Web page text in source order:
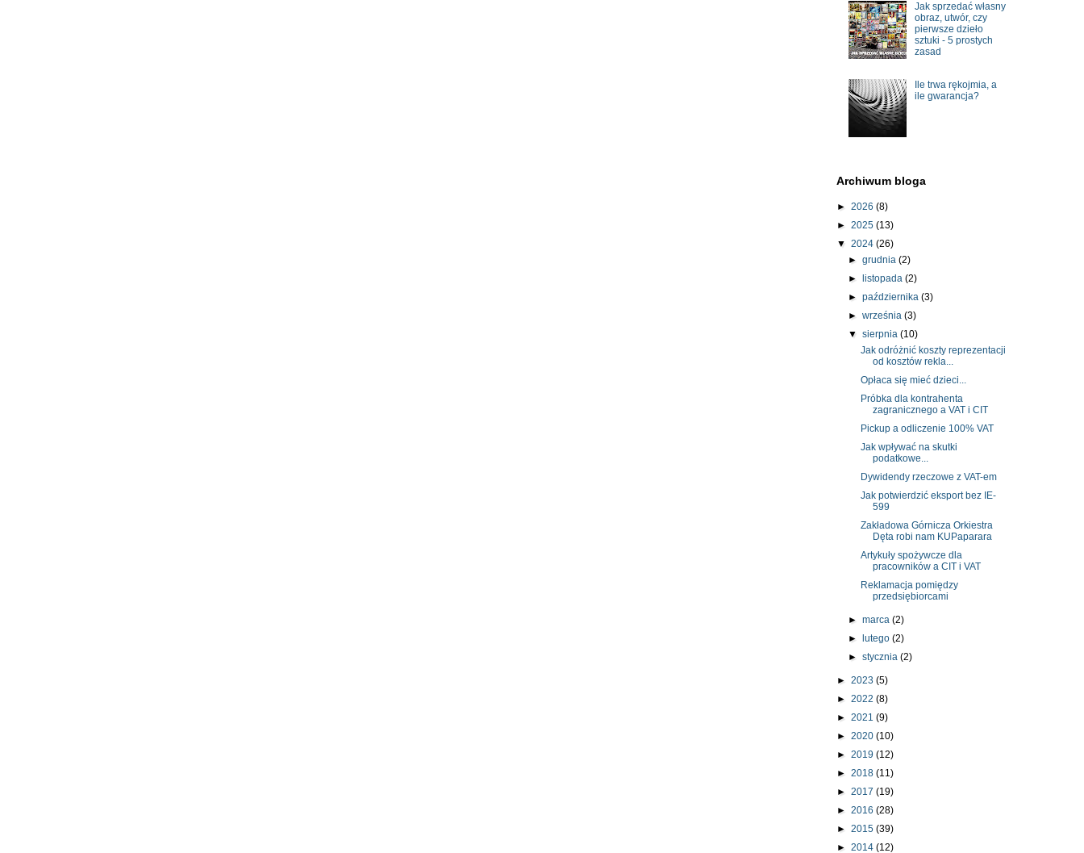
Jak sprzedać własny
obraz, utwór, czy
pierwsze dzieło
sztuki - 5 prostych
zasad
Ile trwa rękojmia, a
ile gwarancja?
Archiwum bloga
► 2026 (8)
► 2025 (13)
▼ 2024 (26)
►grudnia(2)
►
listopada(2)
►października(3)
►września(3)
▼sierpnia(10)
Jak odróżnić koszty reprezentacji
od kosztów rekla...
Opłaca się mieć dzieci...
Próbka dla kontrahenta
zagranicznego a VAT i CIT
Pickup a odliczenie 100% VAT
Jak wpływać na skutki
podatkowe...
Dywidendy rzeczowe z VAT-em
Jak potwierdzić eksport bez IE-
599
Zakładowa Górnicza Orkiestra
Dęta robi nam KUPaparara
Artykuły spożywcze dla
pracowników a CIT i VAT
Reklamacja pomiędzy
przedsiębiorcami
►marca(2)
►
lutego(2)
►stycznia(2)
► 2023 (5)
► 2022 (8)
► 2021 (9)
► 2020 (10)
► 2019 (12)
► 2018 (11)
► 2017 (19)
► 2016 (28)
► 2015 (39)
► 2014 (12)